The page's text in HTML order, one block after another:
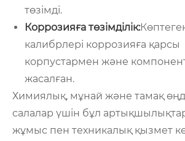
төзімді.
Коррозияға төзімділік:
калибрлері коррозияға қарсы
корпустармен және
жасалған.
Химиялық, мұнай және тамақ
салалар үшін бұл артықшылықтар
жұмыс пен техникалық қызмет